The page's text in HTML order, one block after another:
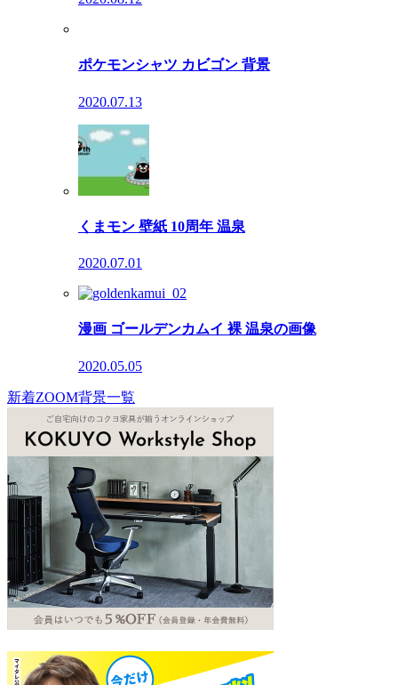
ポケモンシャツ カビゴン 背景
2020.07.13
くまモン 壁紙 10周年 温泉
2020.07.01
漫画 ゴールデンカムイ 裸 温泉の画像
2020.05.05
新着ZOOM背景一覧